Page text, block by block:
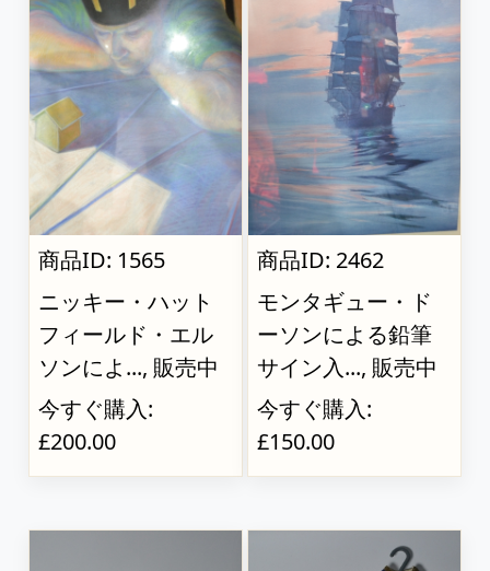
商品ID: 1565
ニッキー・ハット
フィールド・エル
ソンによ..., 販売中
今すぐ購入:
£200.00
商品ID: 2462
モンタギュー・ド
ーソンによる鉛筆
サイン入..., 販売中
今すぐ購入:
£150.00